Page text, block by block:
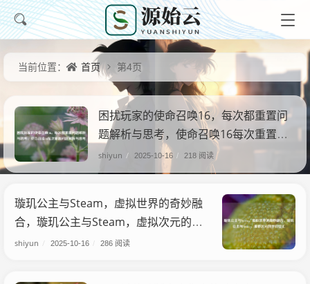
当前位置： 首页 第4页
困扰玩家的使命召唤16，每次都重置问
题解析与思考，使命召唤16每次重置问
题解析与思考
shiyun / 2025-10-16 / 218 阅读
璇玑公主与Steam，虚拟世界的奇妙融
合，璇玑公主与Steam，虚拟次元的梦
幻交汇
shiyun 2025-10-16 286 阅读